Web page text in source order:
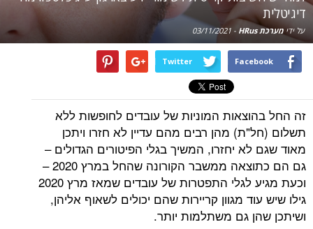
דיגיטלית
על ידי מערכת HRus -
03/11/2021
Facebook
Twitter
זה החל בהוצאות המוניות של עובדים לחופשות ללא
תשלום (חל"ת) מהן רבים מהם עדיין לא חזרו ויתכן
מאוד שגם לא יחזרו, המשיך בגלי הפיטורים הגדולים –
גם הם כתוצאה ממשבר הקורונה שהחל במרץ 2020 –
וכעת מגיע לגלי התפטרות של עובדים שמאז מרץ 2020
גילו שיש עוד מגוון קריירות שהם יכולים לשאוף אליהן,
ושיתכן שהן גם משתלמות יותר.